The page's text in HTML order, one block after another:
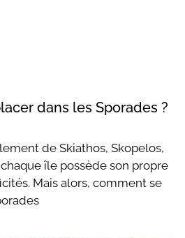
dans les Sporades ?
de Skiathos, Skopelos,
île possède son propre
Mais alors, comment se